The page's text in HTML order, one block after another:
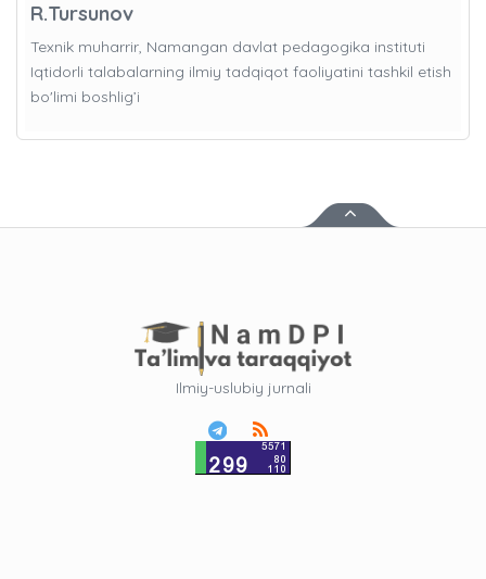
R.Tursunov
Texnik muharrir, Namangan davlat pedagogika instituti
Iqtidorli talabalarning ilmiy tadqiqot faoliyatini tashkil etish
bo'limi boshlig’i
Ilmiy-uslubiy jurnali